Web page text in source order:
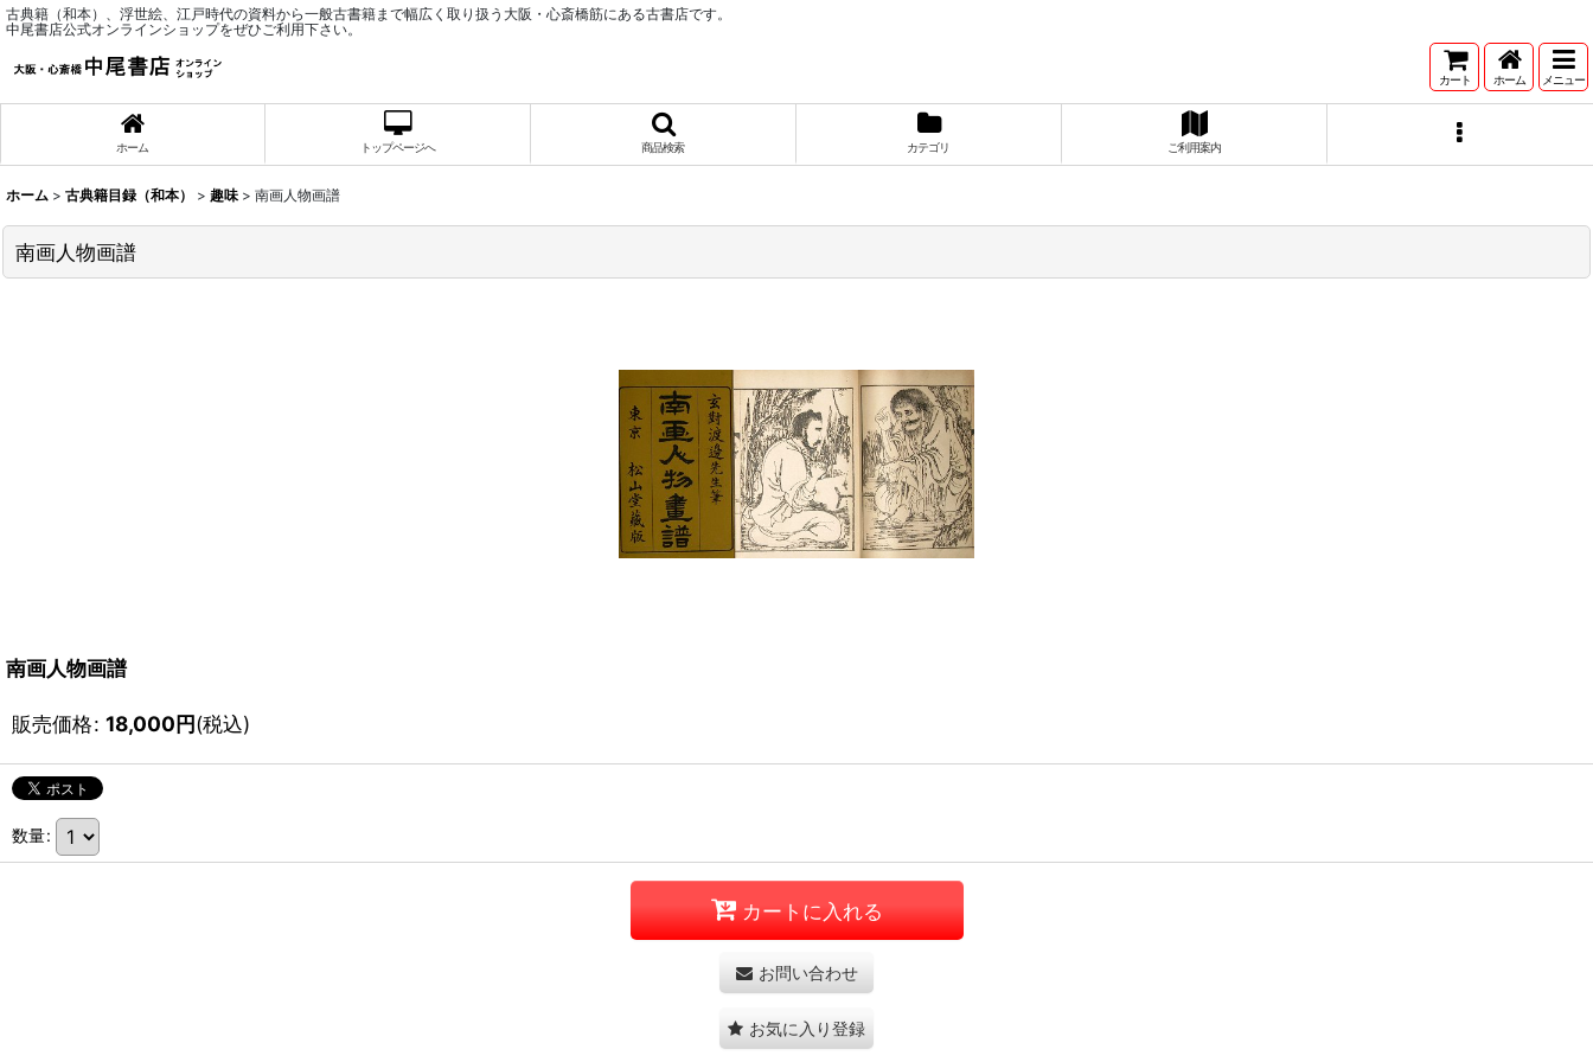
古典籍（和本）、浮世絵、江戸時代の資料から一般古書籍まで幅広く取り扱う大阪・心斎橋筋にある古書店です。
中尾書店公式オンラインショップをぜひご利用下さい。
カート ホーム メニュー
ホーム トップページへ 商品検索 カテゴリ ご利用案内
ホーム > 古典籍目録（和本） > 趣味 > 南画人物画譜
南画人物画譜
南画人物画譜
販売価格: 18,000円(税込)
数量:
カートに入れる
お問い合わせ
お気に入り登録